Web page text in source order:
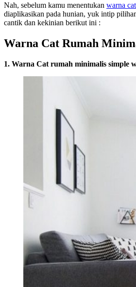
Nah, sebelum kamu menentukan warna
diaplikasikan pada hunian, yuk intip
cantik dan kekinian berikut ini :
Warna Cat Rumah
1. Warna Cat rumah minimalis simple